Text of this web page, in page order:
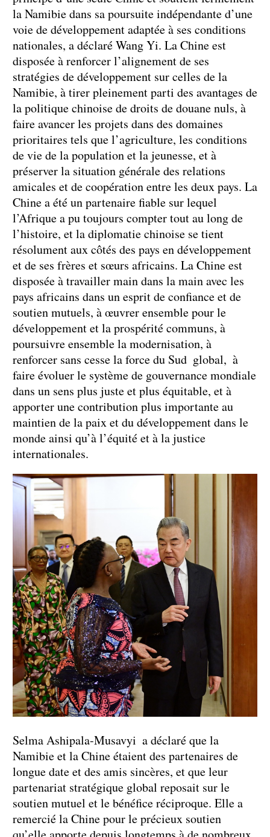
la Namibie dans sa poursuite indépendante d’une
voie de développement adaptée à ses conditions
nationales, a déclaré Wang Yi. La Chine est
disposée à renforcer l’alignement de ses
stratégies de développement sur celles de la
Namibie, à tirer pleinement parti des avantages de
la politique chinoise de droits de douane nuls, à
faire avancer les projets dans des domaines
prioritaires tels que l’agriculture, les conditions
de vie de la population et la jeunesse, et à
préserver la situation générale des relations
amicales et de coopération entre les deux pays. La
Chine a été un partenaire fiable sur lequel
l’Afrique a pu toujours compter tout au long de
l’histoire, et la diplomatie chinoise se tient
résolument aux côtés des pays en développement
et de ses frères et sœurs africains. La Chine est
disposée à travailler main dans la main avec les
pays africains dans un esprit de confiance et de
soutien mutuels, à œuvrer ensemble pour le
développement et la prospérité communs, à
poursuivre ensemble la modernisation, à
renforcer sans cesse la force du Sud global, à
faire évoluer le système de gouvernance mondiale
dans un sens plus juste et plus équitable, et à
apporter une contribution plus importante au
maintien de la paix et du développement dans le
monde ainsi qu’à l’équité et à la justice
internationales.
Selma Ashipala-Musavyi a déclaré que la
Namibie et la Chine étaient des partenaires de
longue date et des amis sincères, et que leur
partenariat stratégique global reposait sur le
soutien mutuel et le bénéfice réciproque. Elle a
remercié la Chine pour le précieux soutien